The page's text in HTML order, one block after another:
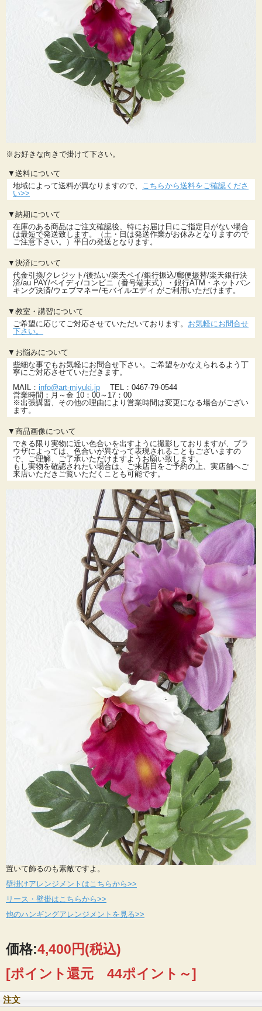
※お好きな向きで掛けて下さい。
▼送料について
地域によって送料が異なりますので、 こちらから送料をご確認くださ
い>>
▼納期について
在庫のある商品はご注文確認後、特にお届け日にご指定日がない場合
は最短で発送致します。（土・日は発送作業がお休みとなりますので
ご注意下さい。）平日の発送となります。
▼決済について
代金引換/クレジット/後払い/楽天ペイ/銀行振込/郵便振替/楽天銀行決
済/au PAY/ペイディ/コンビニ（番号端末式）・銀行ATM・ネットバン
キング決済/ウェブマネー/モバイルエディ がご利用いただけます。
▼教室・講習について
ご希望に応じてご対応させていただいております。 お気軽にお問合せ
下さい。
▼お悩みについて
些細な事でもお気軽にお問合せ下さい。ご希望をかなえられるよう丁
寧にご対応させていただきます。
MAIL： info@art-miyuki.jp TEL：0467-79-0544
営業時間：月～金 10：00～17：00
※出張講習、その他の理由により営業時間は変更になる場合がござい
ます。
▼商品画像について
できる限り実物に近い色合いを出すように撮影しておりますが、ブラ
ウザによっては、色合いが異なって表現されることもございますの
で、ご理解、ご了承いただけますようお願い致します。
もし実物を確認されたい場合は、ご来店日をご予約の上、実店舗へご
来店いただきご覧いただくことも可能です。
置いて飾るのも素敵ですよ。
壁掛けアレンジメントはこちらから>>
リース・壁掛はこちらから>>
他のハンギングアレンジメントを見る>>
価格:4,400円(税込)
[ポイント還元 44ポイント～]
注文